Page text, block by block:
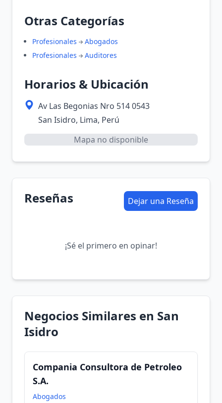
Otras Categorías
Profesionales
Abogados
Profesionales
Auditores
Horarios & Ubicación
Av Las Begonias Nro 514 0543
San Isidro, Lima, Perú
Mapa no disponible
Reseñas Dejar una Reseña
¡Sé el primero en opinar!
Negocios Similares en San
Isidro
Compania Consultora de Petroleo
S.A.
Abogados